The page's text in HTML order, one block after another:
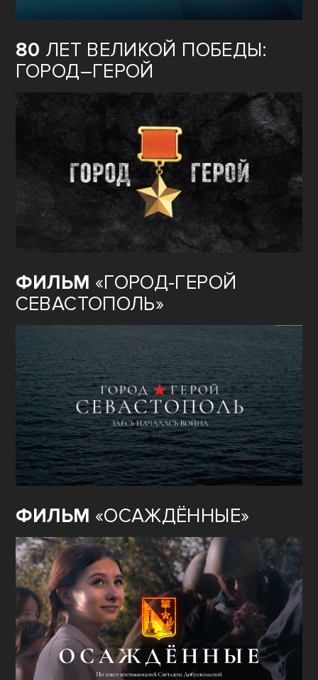
80 ЛЕТ ВЕЛИКОЙ ПОБЕДЫ:
ГОРОД–ГЕРОЙ
ФИЛЬМ «ГОРОД-ГЕРОЙ
СЕВАСТОПОЛЬ»
ФИЛЬМ «ОСАЖДЁННЫЕ»